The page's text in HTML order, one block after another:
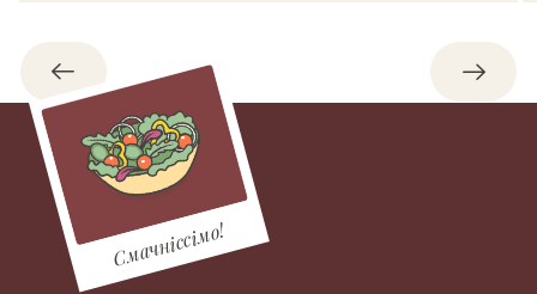
Назад
Смачніссімо!